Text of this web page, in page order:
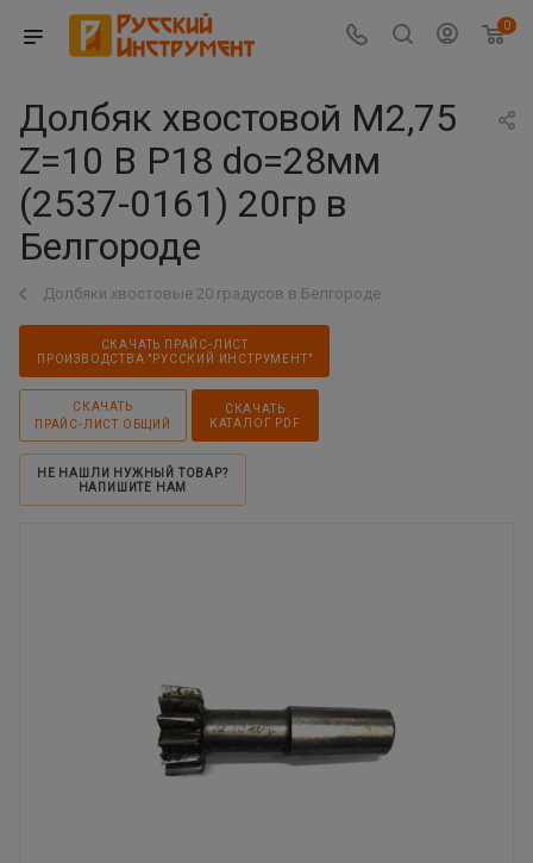
0
Долбяк хвостовой М2,75
Z=10 В Р18 dо=28мм
(2537-0161) 20гр в
Белгороде
Долбяки хвостовые 20 градусов в Белгороде
СКАЧАТЬ ПРАЙС-ЛИСТ
ПРОИЗВОДСТВА "РУССКИЙ ИНСТРУМЕНТ"
СКАЧАТЬ
ПРАЙС-ЛИСТ ОБЩИЙ
СКАЧАТЬ
КАТАЛОГ PDF
НЕ НАШЛИ НУЖНЫЙ ТОВАР?
НАПИШИТЕ НАМ